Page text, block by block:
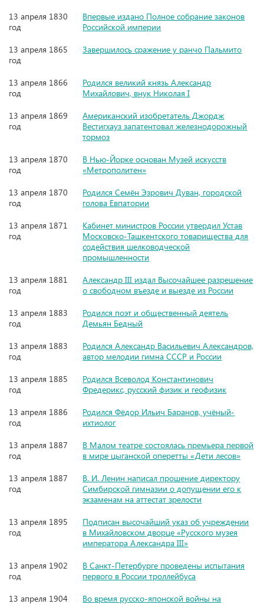
13 апреля 1830
год
Впервые издано Полное собрание законов
Российской империи
13 апреля 1865
год
Завершилось сражение у ранчо Пальмито
13 апреля 1866
год
Родился великий князь Александр
Михайлович, внук Николая I
13 апреля 1869
год
Американский изобретатель Джордж
Вестигхауз запатентовал железнодорожный
тормоз
13 апреля 1870
год
В Нью-Йорке основан Музей искусств
«Метрополитен»
13 апреля 1870
год
Родился Семён Эзрович Дуван, городской
голова Евпатории
13 апреля 1871
год
Кабинет министров России утвердил Устав
Московско-Ташкентского товарищества для
содействия шелководческой
промышленности
13 апреля 1881
год
Александр III издал Высочайшее разрешение
о свободном въезде и выезде из России
13 апреля 1883
год
Родился поэт и общественный деятель
Демьян Бедный
13 апреля 1883
год
Родился Александр Васильевич Александров,
автор мелодии гимна СССР и России
13 апреля 1885
год
Родился Всеволод Константинович
Фредерикс, русский физик и геофизик
13 апреля 1886
год
Родился Фёдор Ильич Баранов, учёный-
ихтиолог
13 апреля 1887
год
В Малом театре состоялась премьера первой
в мире цыганской оперетты «Дети лесов»
13 апреля 1887
год
В. И. Ленин написал прошение директору
Симбирской гимназии о допущении его к
экзаменам на аттестат зрелости
13 апреля 1895
год
Подписан высочайший указ об учреждении
в Михайловском дворце «Русского музея
императора Александра III»
13 апреля 1902
год
В Санкт-Петербурге проведены испытания
первого в России троллейбуса
13 апреля 1904
Во время русско-японской войны на